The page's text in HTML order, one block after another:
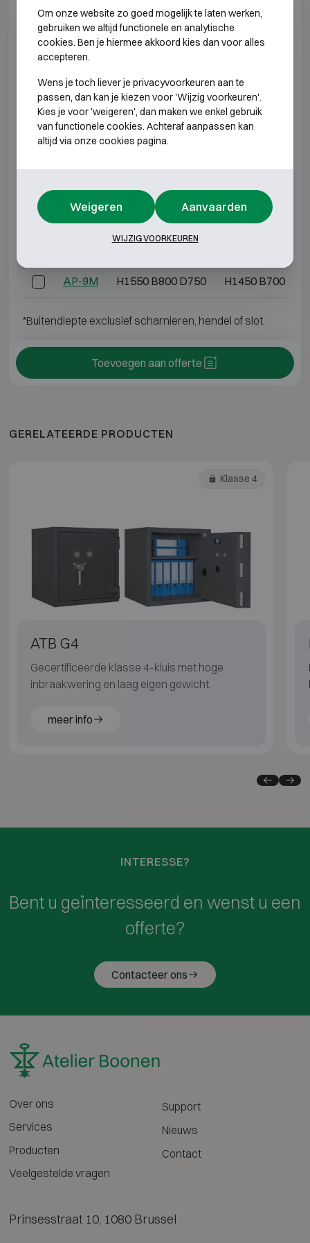
AP-2M H500 B450 D450 H400 B350
AP25 H500 B550 D550 H400 B450
AP-3M H650 B550 D550 H550 B450
AP-4M H800 B550 D550 H700 B450
AP-5M H950 B550 D550
AP-7M H1250 B550 D550 H1150 B450
H1400 B650 D650
AP-9M H1550 B800 D750 H1450 B700
*Buitendiepte exclusief scharnieren, hendel of slot.
Toevoegen aan offerte
GERELATEERDE PRODUCTEN
Klasse 4
ATB G4
Gecertificeerde klasse 4-kluis met hoge
inbraakwering en laag eigen gewicht.
meer info
INTERESSE?
Bent u geïnteresseerd en wenst u een
offerte?
Contacteer ons
Over ons
Services
Producten
Veelgestelde vragen
Support
Nieuws
Contact
Prinsesstraat 10, 1080 Brussel
Om onze website zo goed mogelijk te laten werken,
gebruiken we altijd functionele en analytische
cookies. Ben je hiermee akkoord kies dan voor alles
accepteren.
Wens je toch liever je privacyvoorkeuren aan te
passen, dan kan je kiezen voor 'Wijzig voorkeuren'.
Kies je voor 'weigeren', dan maken we enkel gebruik
van functionele cookies. Achteraf aanpassen kan
altijd via onze cookies pagina.
Weigeren Aanvaarden
WIJZIG VOORKEUREN